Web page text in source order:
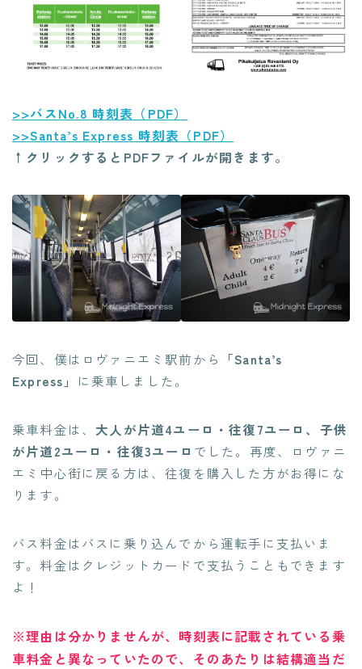
>>バスNo.8 時刻表（PDF）
>>Santa’s Express 時刻表（PDF）
↑クリックするとPDFファイルが開きます。
今回、僕はロヴァニエミ駅前から
「Santa’s
Express」
に乗車しました。
乗車料金は、 大人が片道4ユーロ・往復7ユーロ、子供
が片道2ユーロ・往復3ユーロ でした。再度、ロヴァニ
エミ中心街に戻る方は、往復を購入した方がお得にな
ります。
バス料金はバスに乗り込んでから運転手に支払いま
す。料金はクレジットカードで支払うこともできます
よ！
※理由は分かりませんが、時刻表に記載されている乗
車料金と異なっていたので、そのあたりは結構適当だ